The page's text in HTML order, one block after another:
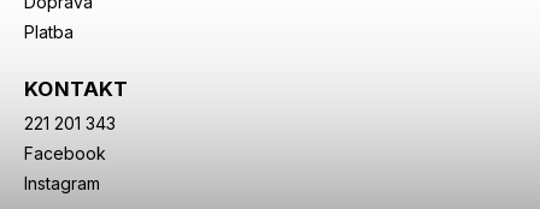
Platba
KONTAKT
221 201 343
Facebook
Instagram